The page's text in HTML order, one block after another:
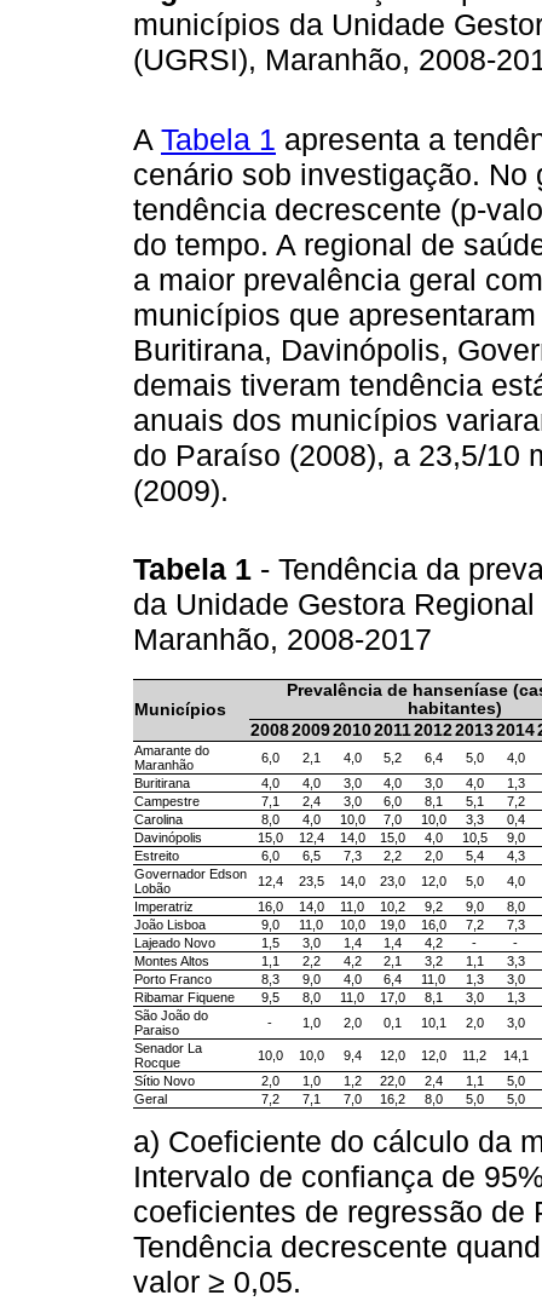
municípios da Unidade
(UGRSI), Maranhão, 2008-
A Tabela 1 apresenta a
cenário sob investigação.
tendência decrescente (p-
do tempo. A regional de
a maior prevalência geral
municípios que
Buritirana, Davinópolis,
demais tiveram tendência
anuais dos municípios
do Paraíso (2008), a 23,5/10
(2009).
Tabela 1 - Tendência da
da Unidade Gestora
Maranhão, 2008-2017
Municípios
Prevalência de hanseníase
habitantes)
2008200920102011201220132014
Amarante do
Maranhão
6,0 2,1 4,0 5,2 6,4 5,0
4,0
Buritirana
4,0 4,0 3,0 4,0 3,0 4,0
1,3
Campestre
7,1 2,4 3,0 6,0 8,1 5,1
7,2
Carolina
8,0 4,0 10,0 7,0 10,0 3,3
0,4
Davinópolis
15,0 12,4 14,0 15,0 4,0 10,5
9,0
Estreito
6,0 6,5 7,3 2,2 2,0 5,4
4,3
Governador Edson
Lobão
12,4 23,5 14,0 23,0 12,0 5,0
4,0
Imperatriz
16,0 14,0 11,0 10,2 9,2 9,0
8,0
João Lisboa
9,0 11,0 10,0 19,0 16,0 7,2
7,3
Lajeado Novo
1,5 3,0 1,4 1,4 4,2 -
-
Montes Altos
1,1 2,2 4,2 2,1 3,2 1,1
3,3
Porto Franco
8,3 9,0 4,0 6,4 11,0 1,3
3,0
Ribamar Fiquene
9,5 8,0 11,0 17,0 8,1 3,0
1,3
São João do
Paraiso
- 1,0 2,0 0,1 10,1 2,0
3,0
Senador La
Rocque
10,0 10,0 9,4 12,0 12,0 11,2
14,1
Sítio Novo
2,0 1,0 1,2 22,0 2,4 1,1
5,0
Geral
7,2 7,1 7,0 16,2 8,0 5,0 5,0
a) Coeficiente do cálculo da
Intervalo de confiança de
coeficientes de regressão de
Tendência decrescente
valor ≥ 0,05.